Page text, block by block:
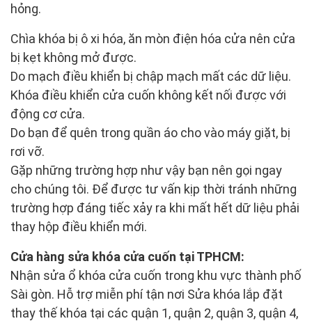
hỏng.
Chìa khóa bị ô xi hóa, ăn mòn điện hóa cửa nên cửa
bị kẹt không mở được.
Do mạch điều khiển bị chập mạch mất các dữ liệu.
Khóa điều khiển cửa cuốn không kết nối được với
động cơ cửa.
Do bạn để quên trong quần áo cho vào máy giặt, bị
rơi vỡ.
Gặp những trường hợp như vậy bạn nên gọi ngay
cho chúng tôi. Để được tư vấn kịp thời tránh những
trường hợp đáng tiếc xảy ra khi mất hết dữ liệu phải
thay hộp điều khiển mới.
Cửa hàng sửa khóa cửa cuốn tại TPHCM:
Nhận sửa ổ khóa cửa cuốn trong khu vực thành phố
Sài gòn. Hỗ trợ miễn phí tận nơi Sửa khóa lắp đặt
thay thế khóa tại các quận 1, quận 2, quận 3, quận 4,